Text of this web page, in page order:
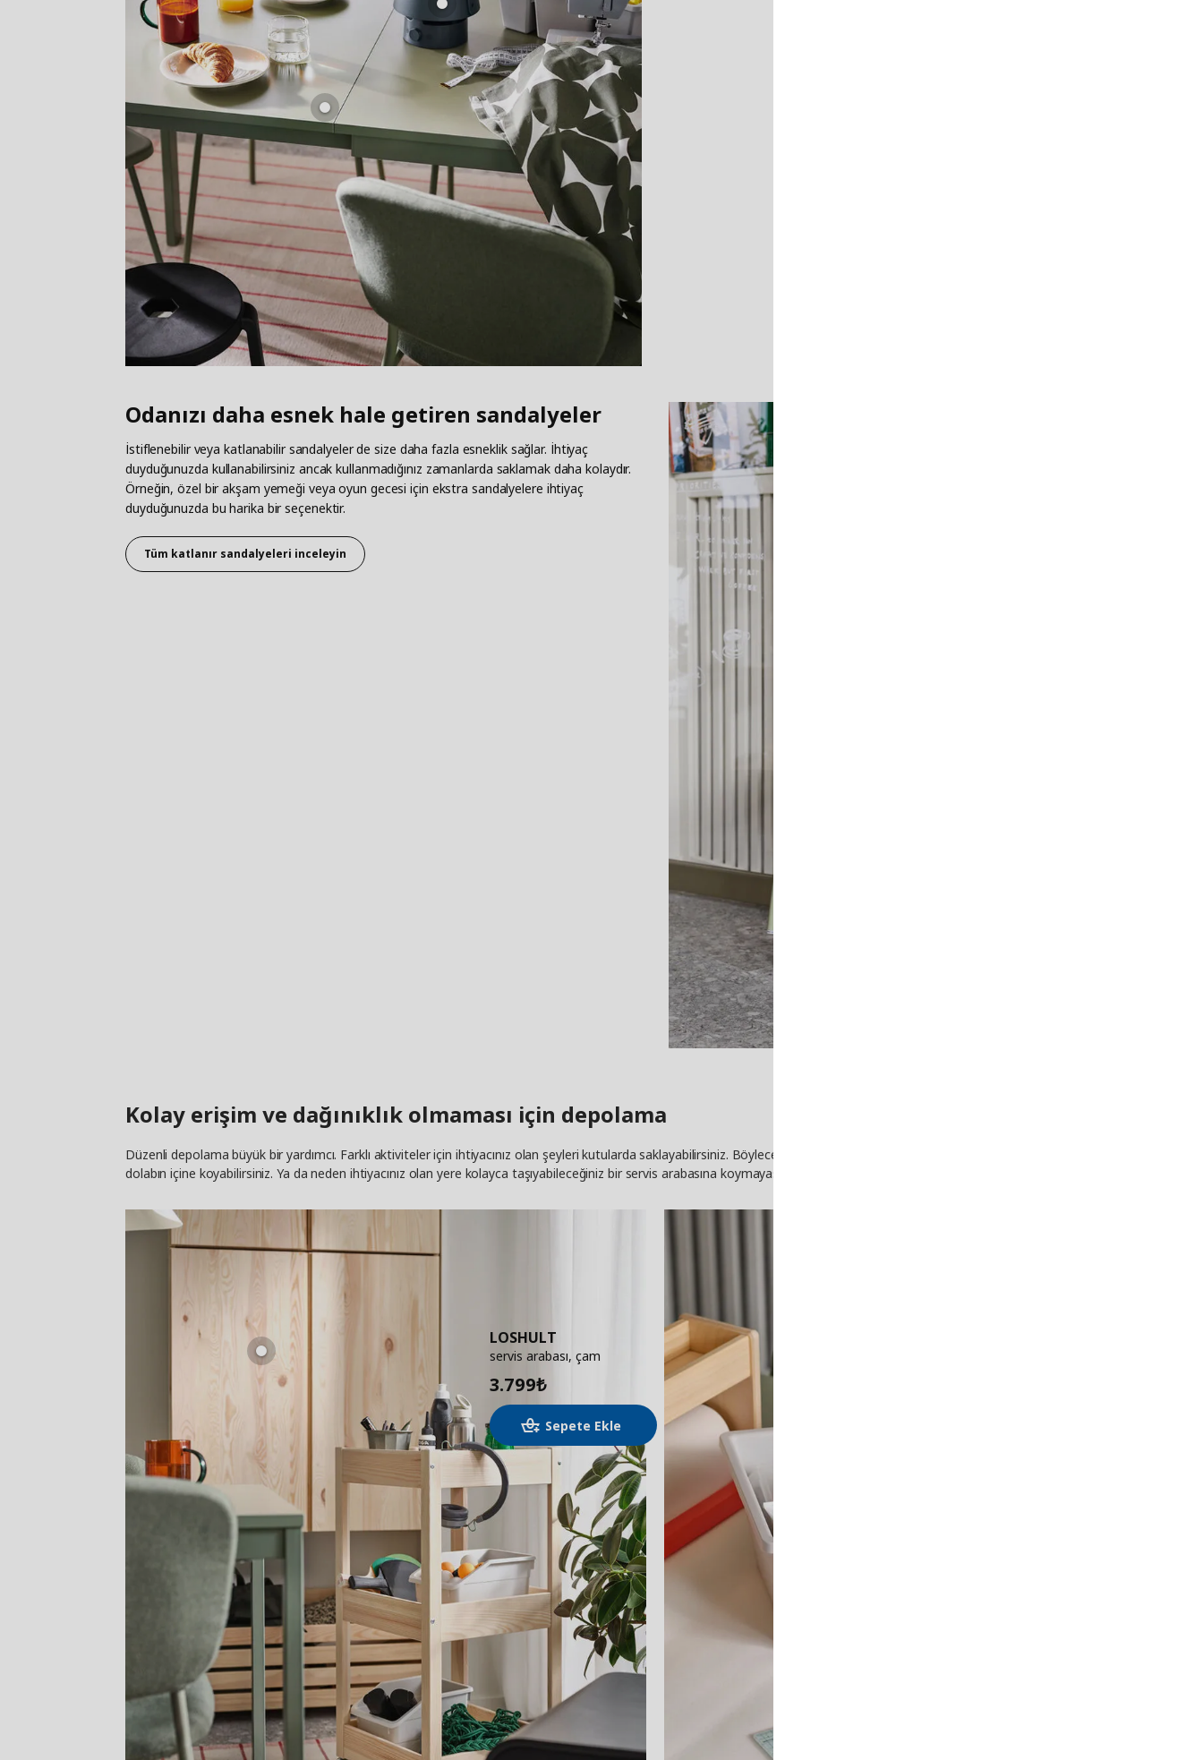
Odanızı daha esnek hale getiren sandalyeler
İstiflenebilir veya katlanabilir sandalyeler de size daha fazla esneklik sağlar. İhtiyaç
duyduğunuzda kullanabilirsiniz ancak kullanmadığınız zamanlarda saklamak daha kolaydır.
Örneğin, özel bir akşam yemeği veya oyun gecesi için ekstra sandalyelere ihtiyaç
duyduğunuzda bu harika bir seçenektir.
Tüm katlanır sandalyeleri inceleyin
Kolay erişim ve dağınıklık olmaması için depolama
Düzenli depolama büyük bir yardımcı. Farklı aktiviteler için ihtiyacınız olan şeyleri kutularda saklayabilirsiniz. Böylece istediğiniz zaman kolayca ulaşabilir ve çıkarabilirsiniz. Kutuları bir
dolabın içine koyabilirsiniz. Ya da neden ihtiyacınız olan yere kolayca taşıyabileceğiniz bir servis arabasına koymayasınız?
LOSHULT
servis arabası, çam
3.799₺
Sepete Ekle